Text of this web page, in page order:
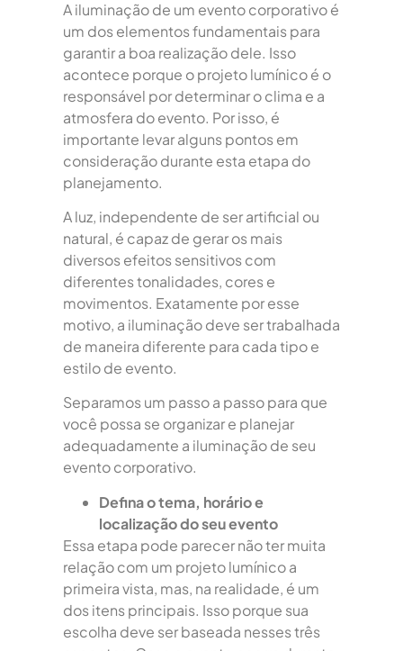
A iluminação de um evento corporativo é
um dos elementos fundamentais para
garantir a boa realização dele. Isso
acontece porque o projeto lumínico é o
responsável por determinar o clima e a
atmosfera do evento. Por isso, é
importante levar alguns pontos em
consideração durante esta etapa do
planejamento.
A luz, independente de ser artificial ou
natural, é capaz de gerar os mais
diversos efeitos sensitivos com
diferentes tonalidades, cores e
movimentos. Exatamente por esse
motivo, a iluminação deve ser trabalhada
de maneira diferente para cada tipo e
estilo de evento.
Separamos um passo a passo para que
você possa se organizar e planejar
adequadamente a iluminação de seu
evento corporativo.
Defina o tema, horário e
localização do seu evento
Essa etapa pode parecer não ter muita
relação com um projeto lumínico a
primeira vista, mas, na realidade, é um
dos itens principais. Isso porque sua
escolha deve ser baseada nesses três